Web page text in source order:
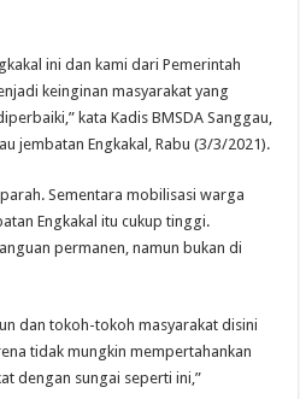
ini dan kami dari Pemerintah
keinginan masyarakat yang
kata Kadis BMSDA Sanggau,
jembatan Engkakal, Rabu (3/3/2021).
Sementara mobilisasi warga
Engkakal itu cukup tinggi.
permanen, namun bukan di
dan tokoh-tokoh masyarakat disini
tidak mungkin mempertahankan
dengan sungai seperti ini,”